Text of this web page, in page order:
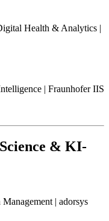
Health & Analytics |
| Fraunhofer IIS
& KI-
| adorsys